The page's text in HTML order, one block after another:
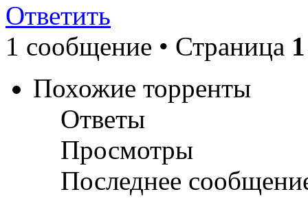
Ответить
1 сообщение • Страница 1
Похожие торренты
Ответы
Просмотры
Последнее